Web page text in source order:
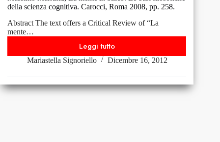
della scienza cognitiva. Carocci, Roma 2008, pp. 258.
Abstract The text offers a Critical Review of “La
mente…
Leggi tutto
Massimo
Marraffa,
mente
in
Mariastella Signoriello Dicembre 16, 2012